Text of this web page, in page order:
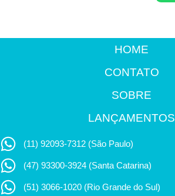
HOME
CONTATO
SOBRE
LANÇAMENTOS
(11) 92093-7312 (São Paulo)
(47) 93300-3924 (Santa Catarina)
(51) 3066-1020 (Rio Grande do Sul)